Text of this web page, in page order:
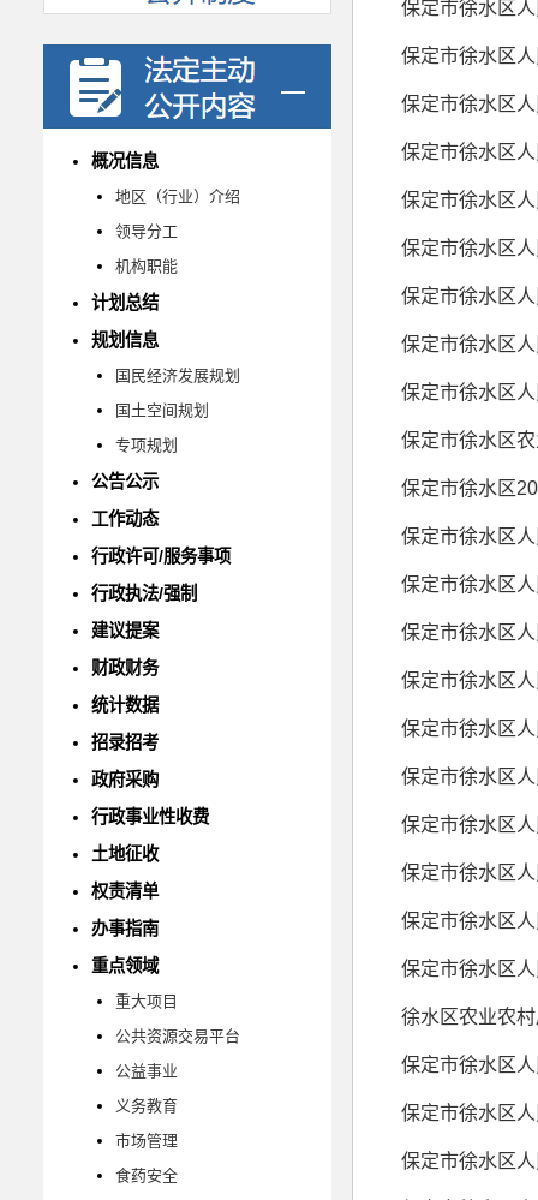
概况信息
地区（行业）介绍
领导分工
机构职能
计划总结
规划信息
国民经济发展规划
国土空间规划
专项规划
公告公示
工作动态
行政许可/服务事项
行政执法/强制
建议提案
财政财务
统计数据
招录招考
政府采购
行政事业性收费
土地征收
权责清单
办事指南
重点领域
重大项目
公共资源交易平台
公益事业
义务教育
市场管理
食药安全
保定市徐水区
保定市徐水区
保定市徐水区
保定市徐水区
保定市徐水区